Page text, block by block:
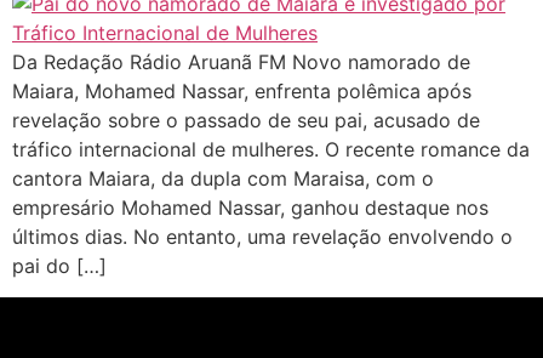
Da Redação Rádio Aruanã FM Novo namorado de
Maiara, Mohamed Nassar, enfrenta polêmica após
revelação sobre o passado de seu pai, acusado de
tráfico internacional de mulheres. O recente romance da
cantora Maiara, da dupla com Maraisa, com o
empresário Mohamed Nassar, ganhou destaque nos
últimos dias. No entanto, uma revelação envolvendo o
pai do […]